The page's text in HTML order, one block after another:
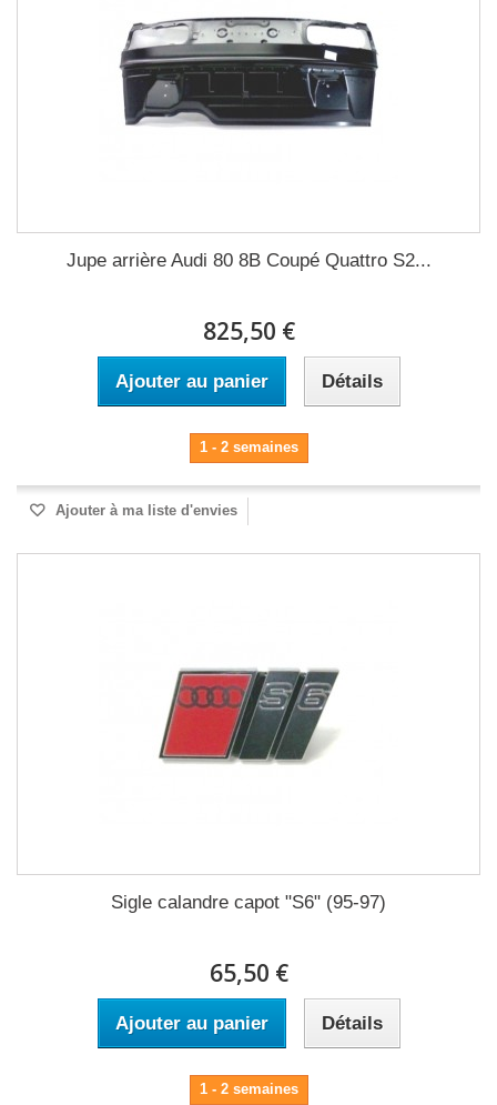
Jupe arrière Audi 80 8B Coupé Quattro S2...
825,50 €
Ajouter au panier Détails
1 - 2 semaines
Ajouter à ma liste d'envies
Sigle calandre capot "S6" (95-97)
65,50 €
Ajouter au panier Détails
1 - 2 semaines